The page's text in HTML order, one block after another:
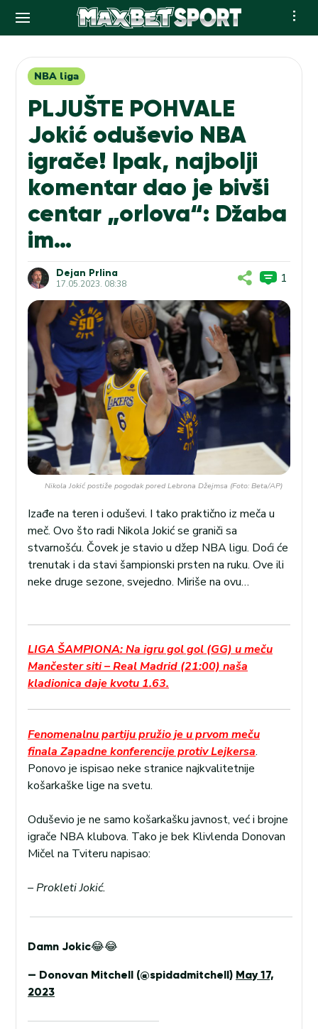
contentNBA liga
PLJUŠTE POHVALE
Jokić oduševio NBA
igrače! Ipak, najbolji
komentar dao je bivši
centar „orlova“: Džaba
im…
Dejan Prlina
17.05.2023. 08:38 1
Nikola Jokić postiže pogodak pored Lebrona Džejmsa (Foto: Beta/AP)
Izađe na teren i oduševi. I tako praktično iz meča u
meč. Ovo što radi Nikola Jokić se graniči sa
stvarnošću. Čovek je stavio u džep NBA ligu. Doći će
trenutak i da stavi šampionski prsten na ruku. Ove ili
neke druge sezone, svejedno. Miriše na ovu…
LIGA ŠAMPIONA: Na igru gol gol (GG) u meču
Mančester siti – Real Madrid (21:00) naša
kladionica daje kvotu 1.63.
Fenomenalnu partiju pružio je u prvom meču
finala Zapadne konferencije protiv Lejkersa.
Ponovo je ispisao neke stranice najkvalitetnije
košarkaške lige na svetu.
Oduševio je ne samo košarkašku javnost, već i brojne
igrače NBA klubova. Tako je bek Klivlenda Donovan
Mičel na Tviteru napisao:
– Prokleti Jokić.
Damn Jokic😂😂
— Donovan Mitchell (@spidadmitchell) May 17,
2023